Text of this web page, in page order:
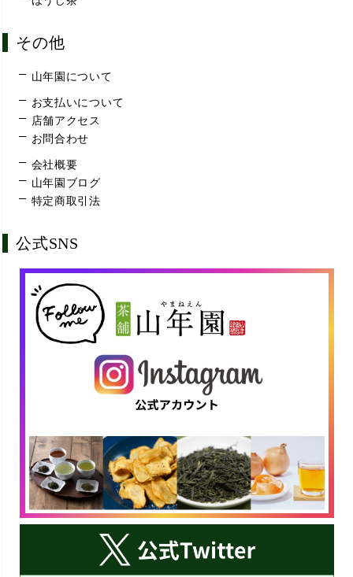
その他
山年園について
お支払いについて
店舗アクセス
お問合わせ
会社概要
山年園ブログ
特定商取引法
公式SNS